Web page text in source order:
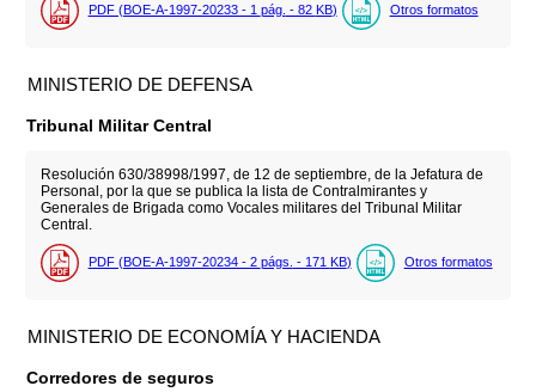
PDF (BOE-A-1997-20233 - 1 pág. - 82 KB) Otros formatos
MINISTERIO DE DEFENSA
Tribunal Militar Central
Resolución 630/38998/1997, de 12 de septiembre, de la Jefatura de
Personal, por la que se publica la lista de Contralmirantes y
Generales de Brigada como Vocales militares del Tribunal Militar
Central.
PDF (BOE-A-1997-20234 - 2 págs. - 171 KB) Otros formatos
MINISTERIO DE ECONOMÍA Y HACIENDA
Corredores de seguros